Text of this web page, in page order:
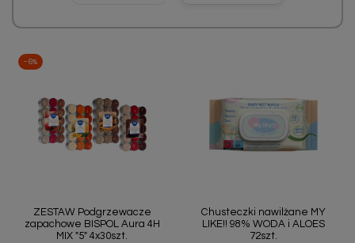
ZESTAW Podgrzewacze
zapachowe BISPOL Aura 4H
MIX "5" 4x30szt.
-6%
Chusteczki nawilżane MY
LIKE!! 98% WODA i ALOES
72szt.